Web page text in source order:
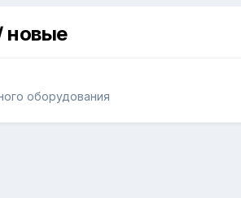
новые
оборудования